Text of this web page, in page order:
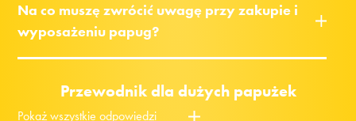
Na co muszę zwrócić uwagę przy zakupie i
wyposażeniu papug?
Przewodnik dla dużych papużek
Pokaż wszystkie odpowiedzi